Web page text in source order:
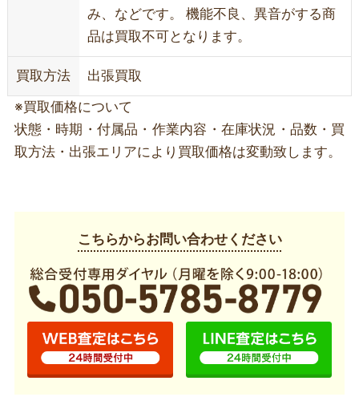
み、などです。 機能不良、異音がする商
品は買取不可となります。
買取方法 出張買取
※買取価格について
状態・時期・付属品・作業内容・在庫状況・品数・買
取方法・出張エリアにより買取価格は変動致します。
こちらからお問い合わせください